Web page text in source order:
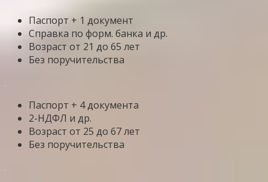
Паспорт + 1 документ
Справка по форм. банка и др.
Возраст от 21 до 65 лет
Без поручительства
Паспорт + 4 документа
2-НДФЛ и др.
Возраст от 25 до 67 лет
Без поручительства